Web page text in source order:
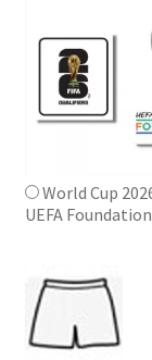
World Cup
UEFA